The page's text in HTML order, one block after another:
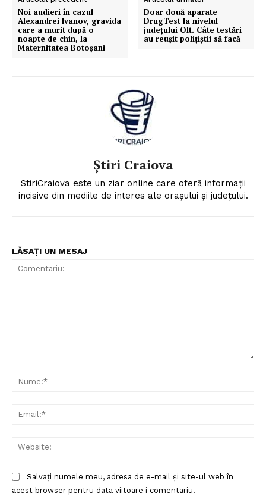
Noi audieri în cazul
Alexandrei Ivanov, gravida
care a murit după o
noapte de chin, la
Maternitatea Botoșani
Doar două aparate
DrugTest la nivelul
judeţului Olt. Câte testări
au reuşit poliţiştii să facă
Știri Craiova
StiriCraiova este un ziar online care oferă informații
incisive din mediile de interes ale orașului și județului.
LĂSAȚI UN MESAJ
Salvați numele meu, adresa de e-mail și site-ul web în
acest browser pentru data viitoare i comentariu.